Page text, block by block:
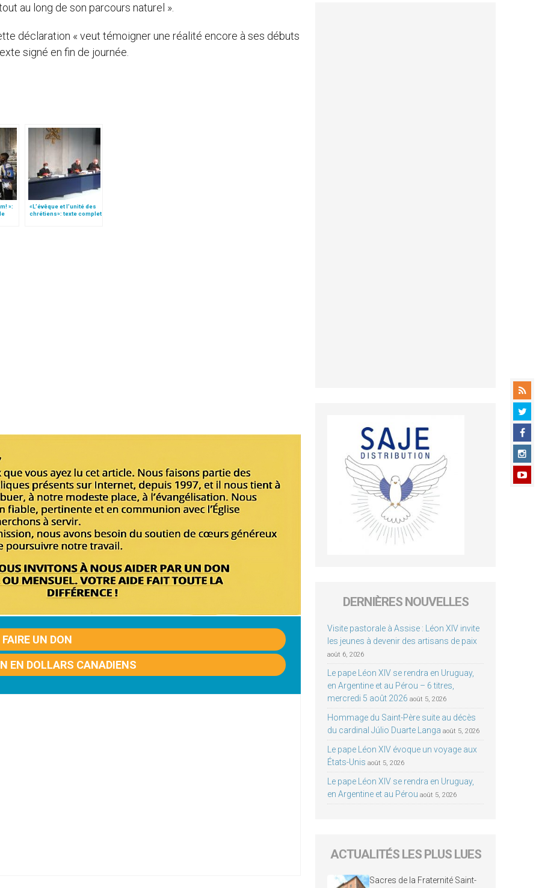
au long de son parcours naturel ».
déclaration « veut témoigner une réalité encore à ses débuts
signé en fin de journée.
»:
«L’évêque et l’unité des
chrétiens»: texte complet
FAIRE UN DON
EN DOLLARS CANADIENS
DERNIÈRES NOUVELLES
Visite pastorale à Assise : Léon XIV invite
les jeunes à devenir des artisans de paix
août 6, 2026
Le pape Léon XIV se rendra en Uruguay,
en Argentine et au Pérou – 6 titres,
mercredi 5 août 2026 août 5, 2026
Hommage du Saint-Père suite au décès
du cardinal Júlio Duarte Langa août 5, 2026
Le pape Léon XIV évoque un voyage aux
États-Unis août 5, 2026
Le pape Léon XIV se rendra en Uruguay,
en Argentine et au Pérou août 5, 2026
ACTUALITÉS LES PLUS LUES
Sacres de la Fraternité Saint-